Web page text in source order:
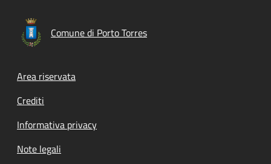
Comune di Porto Torres
Footer menu
Area riservata
Crediti
Informativa privacy
Note legali